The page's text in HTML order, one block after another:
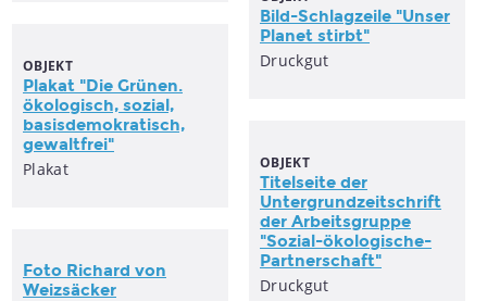
Bild-Schlagzeile "Unser
Planet stirbt"
Druckgut
OBJEKT
Plakat "Die Grünen.
ökologisch, sozial,
basisdemokratisch,
gewaltfrei"
Plakat OBJEKT
Titelseite der
Untergrundzeitschrift
der Arbeitsgruppe
"Sozial-ökologische-
Partnerschaft"
Druckgut
Foto Richard von
Weizsäcker